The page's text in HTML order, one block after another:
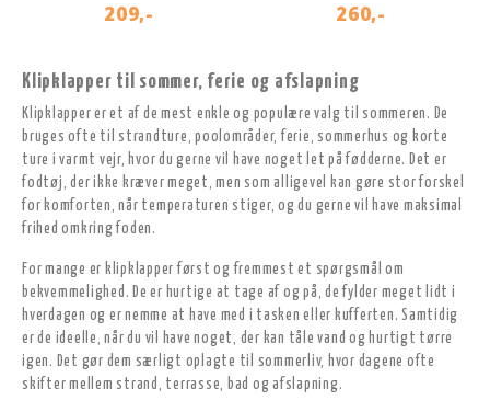
209,- 260,-
Klipklapper til sommer, ferie og afslapning
Klipklapper er et af de mest enkle og populære valg til sommeren. De
bruges ofte til strandture, poolområder, ferie, sommerhus og korte
ture i varmt vejr, hvor du gerne vil have noget let på fødderne. Det er
fodtøj, der ikke kræver meget, men som alligevel kan gøre stor forskel
for komforten, når temperaturen stiger, og du gerne vil have maksimal
frihed omkring foden.
For mange er klipklapper først og fremmest et spørgsmål om
bekvemmelighed. De er hurtige at tage af og på, de fylder meget lidt i
hverdagen og er nemme at have med i tasken eller kufferten. Samtidig
er de ideelle, når du vil have noget, der kan tåle vand og hurtigt tørre
igen. Det gør dem særligt oplagte til sommerliv, hvor dagene ofte
skifter mellem strand, terrasse, bad og afslapning.